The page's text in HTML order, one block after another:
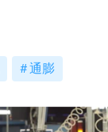
通膨